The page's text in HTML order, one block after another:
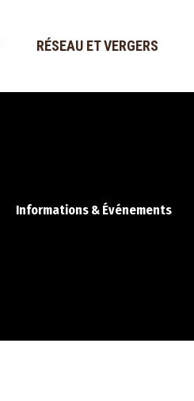
RÉSEAU ET VERGERS
Informations & Événements